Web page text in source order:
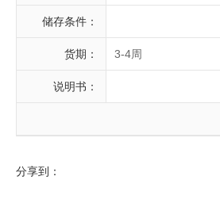
储存条件：
货期： 3-4周
说明书：
分享到：